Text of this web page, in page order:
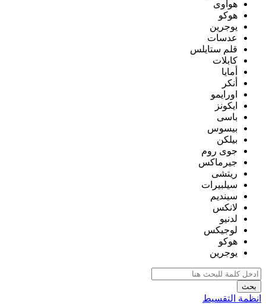
هواوى
هوكو
يوجرين
عدسات
قلم ستايلس
كابلات
أمايا
أنكر
اورايمو
ايكونز
باسى
بيسوس
بيلكن
جوى روم
جيرماكس
ريتشى
سيلبيرات
سينديم
لانكس
لدنيو
لوجيكس
هوكو
يوجرين
بحث
انظمة التقسيط